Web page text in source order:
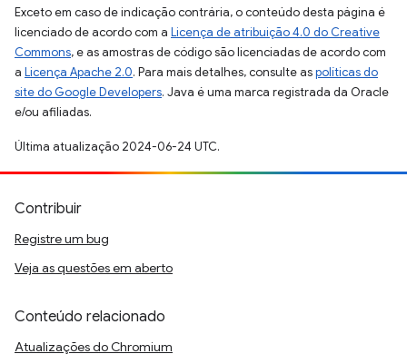
Exceto em caso de indicação contrária, o conteúdo desta página é
licenciado de acordo com a Licença de atribuição 4.0 do Creative
Commons, e as amostras de código são licenciadas de acordo com
a Licença Apache 2.0. Para mais detalhes, consulte aspolíticas do
site do Google Developers. Java é uma marca registrada da Oracle
e/ou afiliadas.
Última atualização 2024-06-24 UTC.
Contribuir
Registre um bug
Veja as questões em aberto
Conteúdo relacionado
Atualizações do Chromium